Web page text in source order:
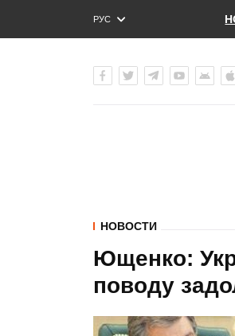
РУС
ENG
НОВОСТИ
Ющенко:
поводу